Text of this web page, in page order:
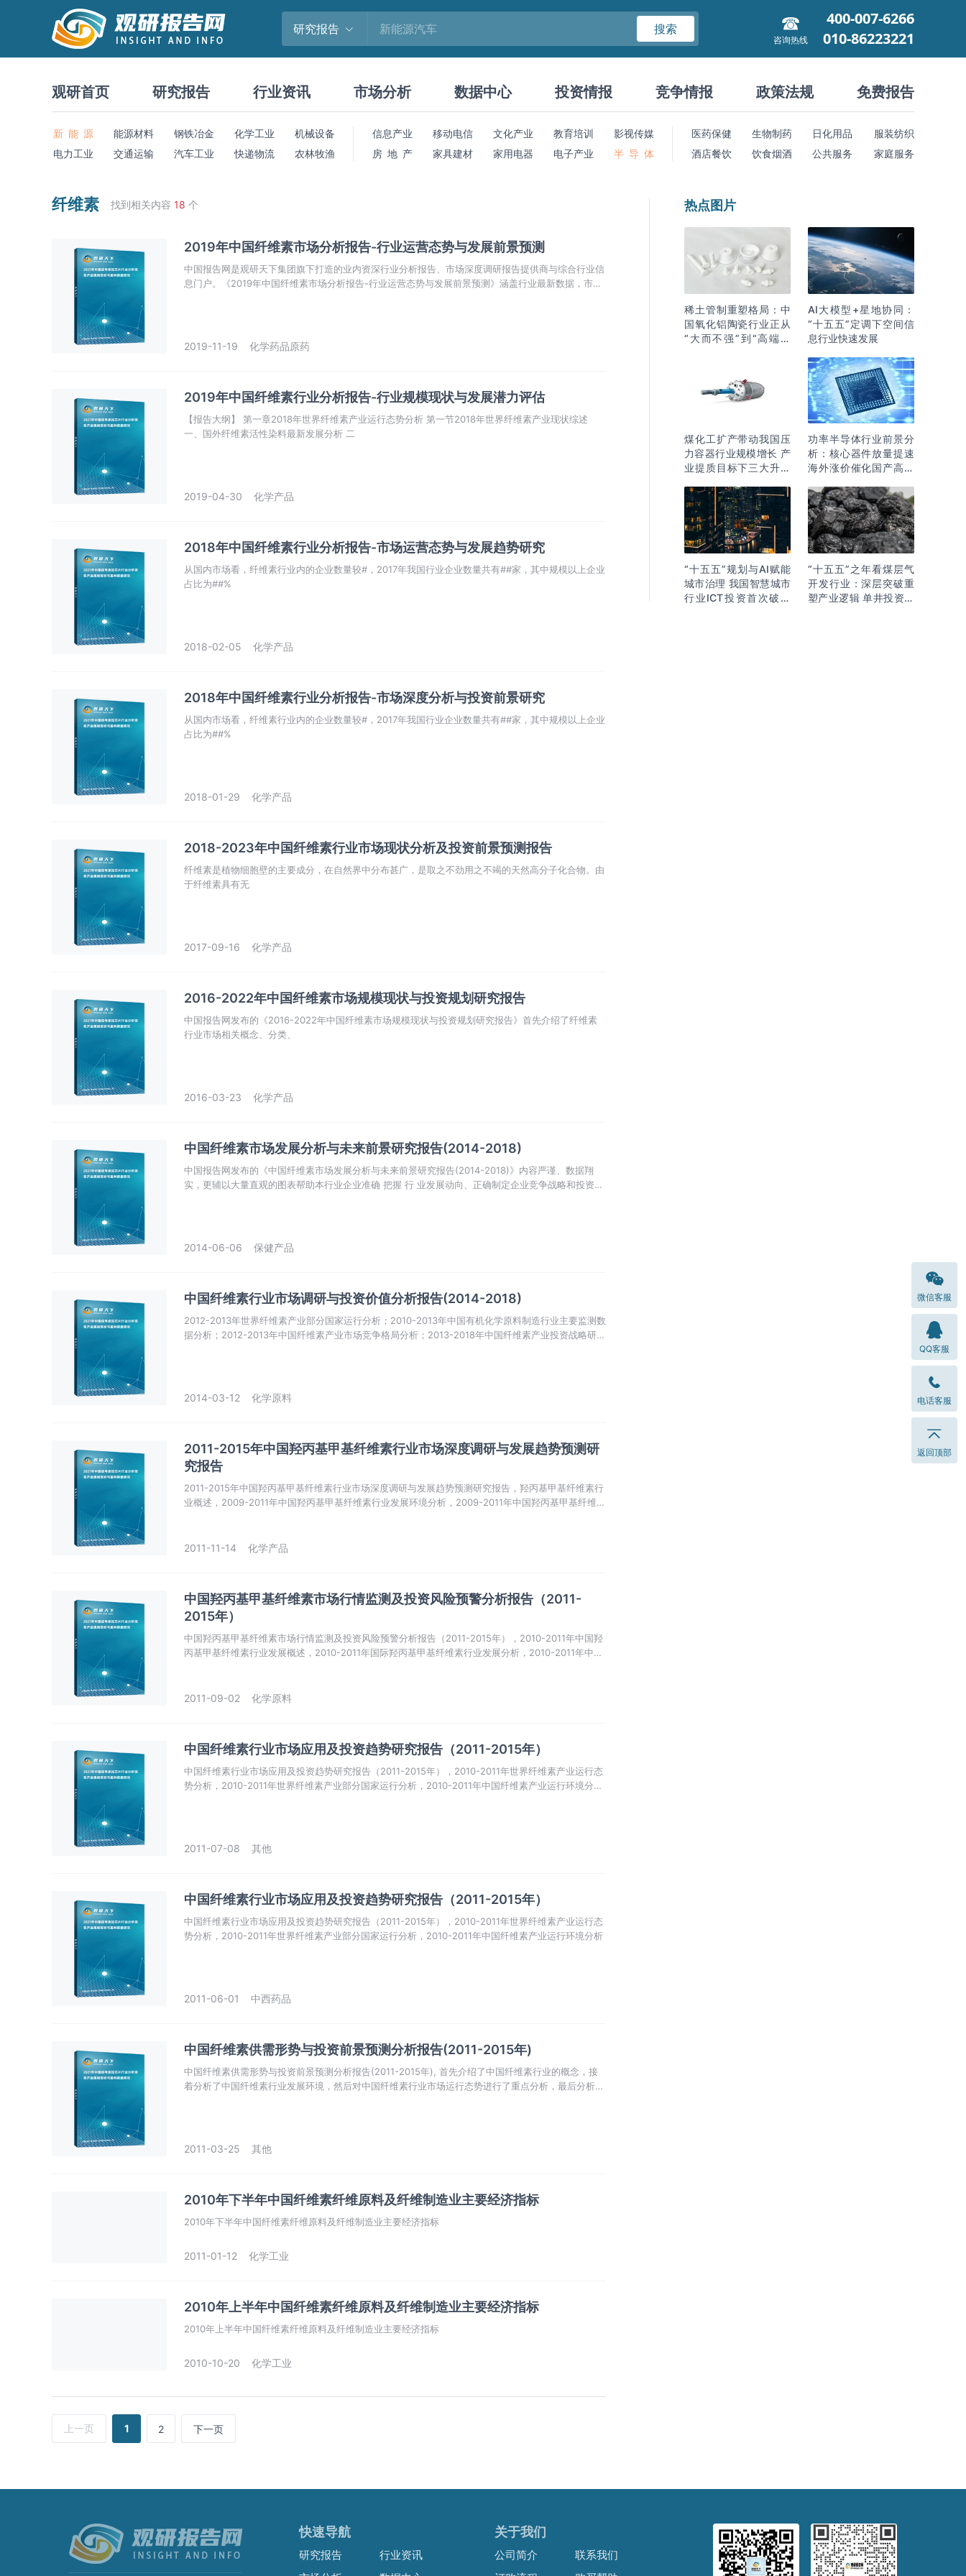
研究报告 搜索
咨询热线
400-007-6266
010-86223221
观研首页 研究报告 行业资讯 市场分析 数据中心 投资情报 竞争情报 政策法规 免费报告
新 能 源 能源材料 钢铁冶金 化学工业
机械设备
电力工业
交通运输 汽车工业 快递物流 农林牧渔
信息产业 移动电信 文化产业 教育培训
影视传媒
房 地 产
家具建材 家用电器 电子产业 半 导 体
医药保健 生物制药 日化用品
服装纺织
酒店餐饮
饮食烟酒 公共服务 家庭服务
纤维素 找到相关内容 18 个
2019年中国纤维素市场分析报告-行业运营态势与发展前景预测
中国报告网是观研天下集团旗下打造的业内资深行业分析报告、市场深度调研报告提供商与综合行业信
息门户。《2019年中国纤维素市场分析报告-行业运营态势与发展前景预测》涵盖行业最新数据，市场
2019-11-19 化学药品原药
2019年中国纤维素行业分析报告-行业规模现状与发展潜力评估
【报告大纲】 第一章2018年世界纤维素产业运行态势分析 第一节2018年世界纤维素产业现状综述
一、国外纤维素活性染料最新发展分析 二
2019-04-30 化学产品
2018年中国纤维素行业分析报告-市场运营态势与发展趋势研究
从国内市场看，纤维素行业内的企业数量较#，2017年我国行业企业数量共有##家，其中规模以上企业
占比为##%
2018-02-05 化学产品
2018年中国纤维素行业分析报告-市场深度分析与投资前景研究
从国内市场看，纤维素行业内的企业数量较#，2017年我国行业企业数量共有##家，其中规模以上企业
占比为##%
2018-01-29 化学产品
2018-2023年中国纤维素行业市场现状分析及投资前景预测报告
纤维素是植物细胞壁的主要成分，在自然界中分布甚广，是取之不劲用之不竭的天然高分子化合物。由
于纤维素具有无
2017-09-16 化学产品
2016-2022年中国纤维素市场规模现状与投资规划研究报告
中国报告网发布的《2016-2022年中国纤维素市场规模现状与投资规划研究报告》首先介绍了纤维素
行业市场相关概念、分类、
2016-03-23 化学产品
中国纤维素市场发展分析与未来前景研究报告(2014-2018)
中国报告网发布的《中国纤维素市场发展分析与未来前景研究报告(2014-2018)》内容严谨、数据翔
实，更辅以大量直观的图表帮助本行业企业准确 把握 行 业发展动向、正确制定企业竞争战略和投资策
2014-06-06 保健产品
中国纤维素行业市场调研与投资价值分析报告(2014-2018)
2012-2013年世界纤维素产业部分国家运行分析；2010-2013年中国有机化学原料制造行业主要监测数
据分析；2012-2013年中国纤维素产业市场竞争格局分析；2013-2018年中国纤维素产业投资战略研
2014-03-12 化学原料
2011-2015年中国羟丙基甲基纤维素行业市场深度调研与发展趋势预测研
究报告
2011-2015年中国羟丙基甲基纤维素行业市场深度调研与发展趋势预测研究报告，羟丙基甲基纤维素行
业概述，2009-2011年中国羟丙基甲基纤维素行业发展环境分析，2009-2011年中国羟丙基甲基纤维素
2011-11-14 化学产品
中国羟丙基甲基纤维素市场行情监测及投资风险预警分析报告（2011-
2015年）
中国羟丙基甲基纤维素市场行情监测及投资风险预警分析报告（2011-2015年），2010-2011年中国羟
丙基甲基纤维素行业发展概述，2010-2011年国际羟丙基甲基纤维素行业发展分析，2010-2011年中国
2011-09-02 化学原料
中国纤维素行业市场应用及投资趋势研究报告（2011-2015年）
中国纤维素行业市场应用及投资趋势研究报告（2011-2015年），2010-2011年世界纤维素产业运行态
势分析，2010-2011年世界纤维素产业部分国家运行分析，2010-2011年中国纤维素产业运行环境分
2011-07-08 其他
中国纤维素行业市场应用及投资趋势研究报告（2011-2015年）
中国纤维素行业市场应用及投资趋势研究报告（2011-2015年），2010-2011年世界纤维素产业运行态
势分析，2010-2011年世界纤维素产业部分国家运行分析，2010-2011年中国纤维素产业运行环境分析
2011-06-01 中西药品
中国纤维素供需形势与投资前景预测分析报告(2011-2015年)
中国纤维素供需形势与投资前景预测分析报告(2011-2015年), 首先介绍了中国纤维素行业的概念，接
着分析了中国纤维素行业发展环境，然后对中国纤维素行业市场运行态势进行了重点分析，最后分析了
2011-03-25 其他
2010年下半年中国纤维素纤维原料及纤维制造业主要经济指标
2010年下半年中国纤维素纤维原料及纤维制造业主要经济指标
2011-01-12 化学工业
2010年上半年中国纤维素纤维原料及纤维制造业主要经济指标
2010年上半年中国纤维素纤维原料及纤维制造业主要经济指标
2010-10-20 化学工业
上一页 1 2 下一页
热点图片
稀土管制重塑格局：中
国氧化铝陶瓷行业正从
“大而不强”到“高端突
AI大模型+星地协同：
“十五五”定调下空间信
息行业快速发展
煤化工扩产带动我国压
力容器行业规模增长 产
业提质目标下三大升级
功率半导体行业前景分
析：核心器件放量提速
海外涨价催化国产高端
“十五五”规划与AI赋能
城市治理 我国智慧城市
行业ICT投资首次破万
“十五五”之年看煤层气
开发行业：深层突破重
塑产业逻辑 单井投资成
快速导航
研究报告
行业资讯
关于我们
公司简介
联系我们
微信客服
QQ客服
电话客服
返回顶部